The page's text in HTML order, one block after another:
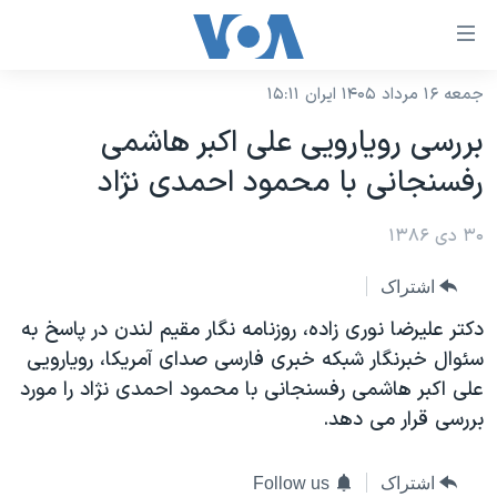
لینکهای
دسترسی
جهش
محتوای
اصلی
صفحه
اصلی
جهش
به
جستجو
نسخه سبک وب‌سایت
موضوع ها
ایران
آمریکا
جهان
ورزشی
گزیده‌ها
ویدیوها
برنامه های تلویزیونی
جدول برنامه ها
صفحه‌های ویژه
جام جهانی ۲۰۲۶
عملیات خشم حماسی
بایگانی برنامه‌های تلویزیونی
فرکانس‌های صدای آمریکا
پخش رادیویی
جمعه ۱۶ مرداد ۱۴۰۵ ایران ۱۵:۱۱
بررسی رويارويی علی اکبر هاشمی
رفسنجانی با محمود احمدی نژاد
۳۰ دی ۱۳۸۶
اشتراک
دکتر عليرضا نوری زاده، روزنامه نگار مقيم لندن در پاسخ به
سئوال خبرنگار شبکه خبری فارسی صدای آمريکا، رويارويی
علی اکبر هاشمی رفسنجانی با محمود احمدی نژاد را مورد
بررسی قرار می دهد.
اشتراک Follow us